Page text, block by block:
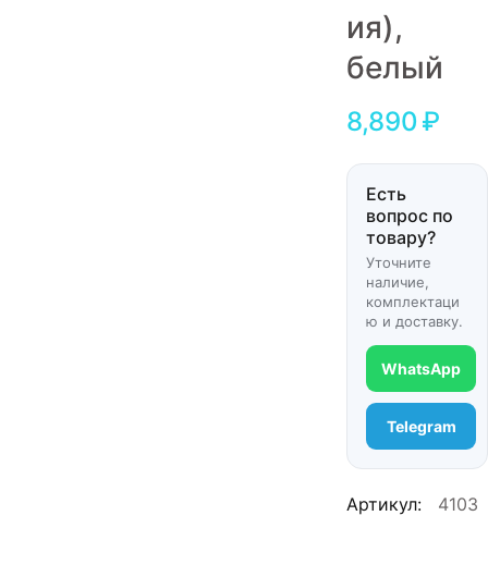
ия),
белый
8,890₽
Есть
вопрос по
товару?
Уточните
наличие,
комплектаци
ю и доставку.
WhatsApp
Telegram
Артикул: 4103